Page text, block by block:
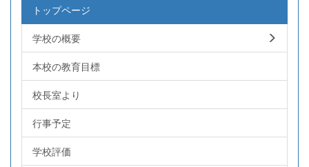
トップページ
学校の概要
本校の教育目標
校長室より
行事予定
学校評価